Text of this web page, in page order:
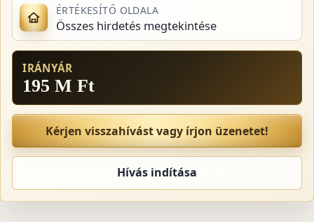
ÉRTÉKESÍTŐ OLDALA
Összes hirdetés megtekintése
IRÁNYÁR
195 M Ft
Kérjen visszahívást vagy írjon üzenetet!
Hívás indítása